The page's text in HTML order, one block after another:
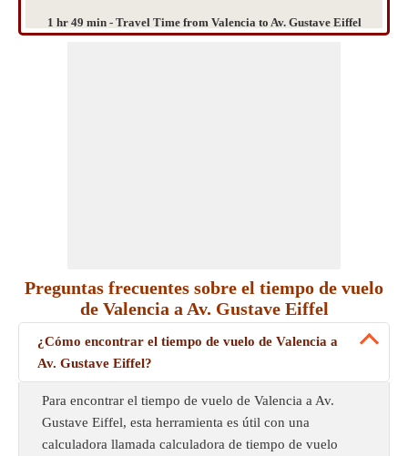
1 hr 49 min - Travel Time from Valencia to Av. Gustave Eiffel
Preguntas frecuentes sobre el tiempo de vuelo
de Valencia a Av. Gustave Eiffel
¿Cómo encontrar el tiempo de vuelo de Valencia a
Av. Gustave Eiffel?
Para encontrar el tiempo de vuelo de Valencia a Av.
Gustave Eiffel, esta herramienta es útil con una
calculadora llamada calculadora de tiempo de vuelo